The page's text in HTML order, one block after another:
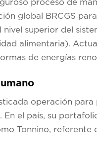
proceso de
global BRCGS
superior del
alimentaria).
de energías
operación
el país, su
Tonnino, referente